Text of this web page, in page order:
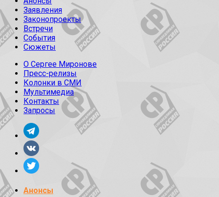
Заявления
Законопроекты
Встречи
События
Сюжеты
О Сергее Миронове
Пресс-релизы
Колонки в СМИ
Мультимедиа
Контакты
Запросы
Анонсы